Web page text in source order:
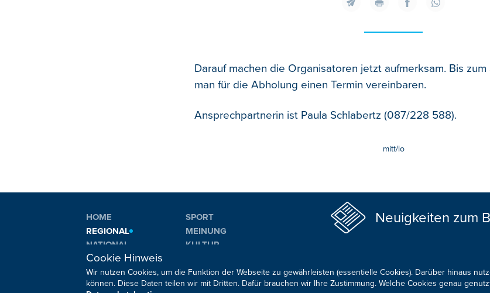
Darauf machen die Organisatoren jetzt aufmerksam. Bis
man für die Abholung einen Termin vereinbaren.
Ansprechpartnerin ist Paula Schlabertz (087/228 588).
mitt/lo
HOME
REGIONAL
NATIONAL
INTERNATIONAL
SPORT
MEINUNG
KULTUR
Neuigkeiten zum
Cookie Hinweis
Wir nutzen Cookies, um die Funktion der Webseite zu gewährleisten (essentielle Cookies). Darüber hinaus
können. Diese Daten teilen wir mit Dritten. Dafür brauchen wir Ihre Zustimmung. Welche Cookies genau